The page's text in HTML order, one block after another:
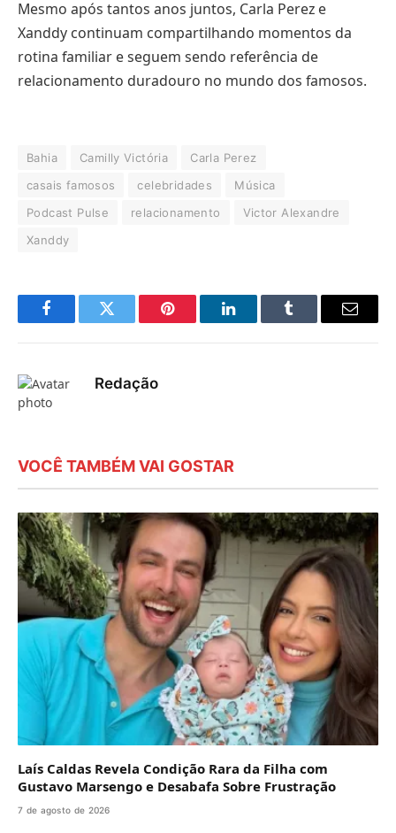
Mesmo após tantos anos juntos, Carla Perez e
Xanddy continuam compartilhando momentos da
rotina familiar e seguem sendo referência de
relacionamento duradouro no mundo dos famosos.
Bahia Camilly Victória
Carla Perez
casais famosos
celebridades
Música
Podcast Pulse
relacionamento
Victor Alexandre
Xanddy
FacebookTwitter Pinterest LinkedInTumblr
E-
Redação
VOCÊ TAMBÉM VAI GOSTAR
Laís Caldas Revela Condição Rara da Filha com
Gustavo Marsengo e Desabafa Sobre Frustração
7 de agosto de 2026